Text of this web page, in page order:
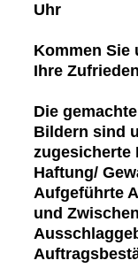
Uhr
Kommen Sie
Ihre
Die
Bildern sind
zugesicherte
Haftung/
Aufgeführte
und